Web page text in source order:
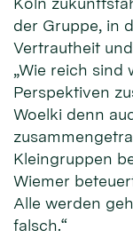
der Gruppe, in
Vertrautheit
„Wie reich
Perspektiven
Woelki denn
Kleingruppen
Wiemer
Alle werden
falsch.“